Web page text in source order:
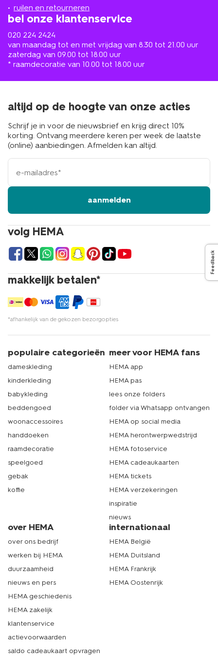
ruilen en retourneren
bel onze klantenservice
020 224 2424
van maandag tot en met vrijdag van 8.30 tot 21.00 uur
zaterdag van 09.00 tot 18.00 uur
* raamdecoratie van 10.00 tot 18.00 uur
buurt
volg HEMA
makkelijk betalen*
*afhankelijk van de gekozen bezorgopties
altijd op de hoogte van onze acties
Schrijf je in voor de nieuwsbrief en krijg direct 10%
korting. Ontvang meerdere keren per week de laatste
(online) aanbiedingen. Afmelden kan altijd.
e-
mailadres
aanmelden
populaire categorieën
dameskleding
kinderkleding
babykleding
beddengoed
woonaccessoires
handdoeken
raamdecoratie
speelgoed
gebak
koffie
meer voor HEMA fans
HEMA app
HEMA pas
lees onze folders
folder via Whatsapp ontvangen
HEMA op social media
HEMA herontwerpwedstrijd
HEMA fotoservice
HEMA cadeaukaarten
HEMA tickets
HEMA verzekeringen
inspiratie
nieuws
over HEMA
over ons bedrijf
werken bij HEMA
duurzaamheid
nieuws en pers
HEMA geschiedenis
HEMA zakelijk
klantenservice
actievoorwaarden
saldo cadeaukaart opvragen
internationaal
HEMA België
HEMA Duitsland
HEMA Frankrijk
HEMA Oostenrijk
Feedback